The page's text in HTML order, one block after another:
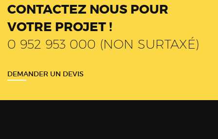
CONTACTEZ NOUS POUR
VOTRE PROJET !
0 952 953 000 (NON SURTAXÉ)
DEMANDER UN DEVIS